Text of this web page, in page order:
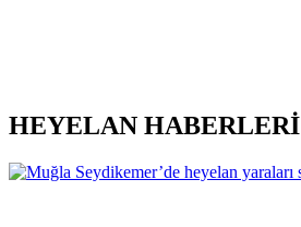
HEYELAN HABERLERİ